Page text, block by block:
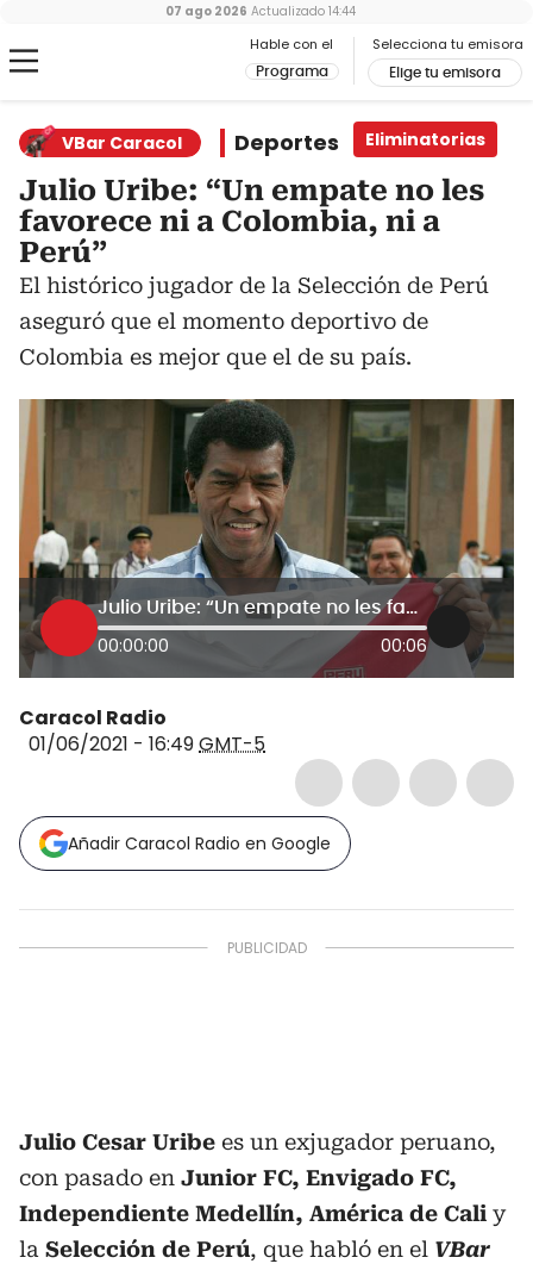
Hable con el
Programa
Selecciona tu emisora
Elige tu emisora
07 ago 2026 Actualizado 14:44
VBar Caracol Deportes Eliminatorias
Julio Uribe: “Un empate no les
favorece ni a Colombia, ni a
Perú”
El histórico jugador de la Selección de Perú
aseguró que el momento deportivo de
Colombia es mejor que el de su país.
Julio Uribe: “Un empate no les favorece ni a Colombia, ni a Perú”
00:00:00 00:06
Caracol Radio
01/06/2021 - 16:49GMT-5
Añadir Caracol Radio en Google
Julio Cesar Uribe es un exjugador peruano,
con pasado en Junior FC, Envigado FC,
Independiente Medellín, América de Cali y
la Selección de Perú, que habló en el VBar